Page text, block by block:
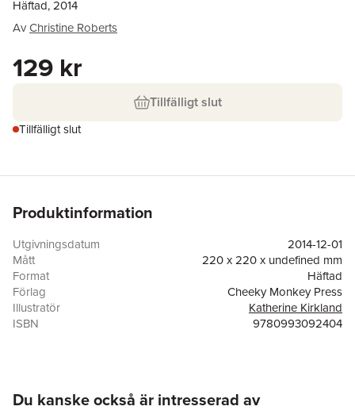
Häftad, 2014
AvChristine Roberts
129 kr
Tillfälligt slut
Tillfälligt slut
Produktinformation
Utgivningsdatum
2014-12-01
Mått
220 x 220 x undefined mm
Format
Häftad
Förlag
Cheeky Monkey Press
Illustratör
Katherine Kirkland
ISBN
9780993092404
Du kanske också är intresserad av